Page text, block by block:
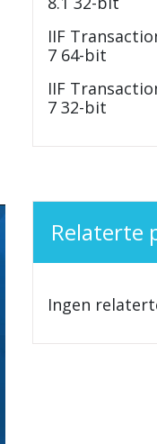
IIF
7 64-bit
IIF
7 32-bit
Relaterte
Ingen